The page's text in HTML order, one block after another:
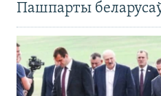
Пашпарты